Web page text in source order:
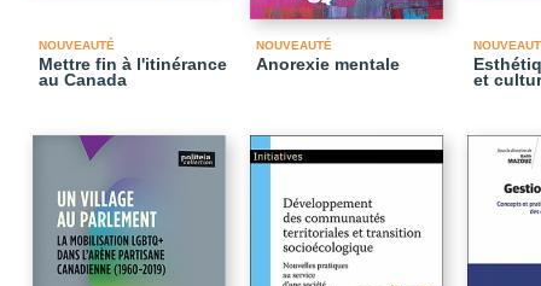
NOUVEAUTÉ
Mettre fin à l'itinérance
au Canada
NOUVEAUTÉ
Anorexie mentale
et